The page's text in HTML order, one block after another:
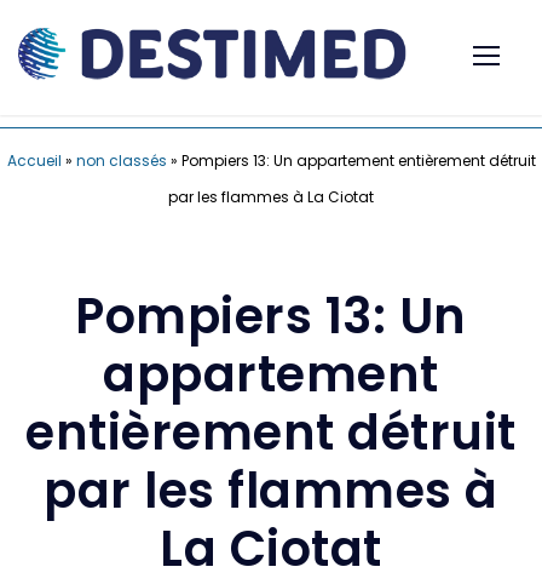
Accueil » non classés » Pompiers 13: Un appartement entièrement détruit
par les flammes à La Ciotat
Pompiers 13: Un
appartement
entièrement détruit
par les flammes à
La Ciotat